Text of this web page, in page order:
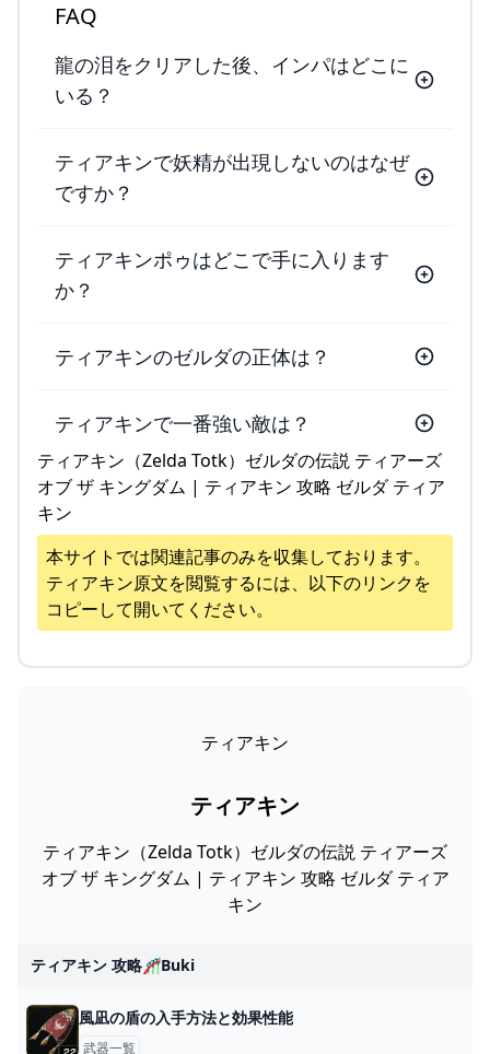
FAQ
龍の泪をクリアした後、インパはどこに
いる？
ティアキンで妖精が出現しないのはなぜ
ですか？
ティアキンポゥはどこで手に入ります
か？
ティアキンのゼルダの正体は？
ティアキンで一番強い敵は？
ティアキン（Zelda Totk）ゼルダの伝説 ティアーズ
オブ ザ キングダム | ティアキン 攻略 ゼルダ ティア
キン
本サイトでは関連記事のみを収集しております。
ティアキン原文を閲覧するには、以下のリンクを
コピーして開いてください。
ティアキン
ティアキン
ティアキン（Zelda Totk）ゼルダの伝説 ティアーズ
オブ ザ キングダム | ティアキン 攻略 ゼルダ ティア
キン
ティアキン 攻略🎢buki
風凪の盾の入手方法と効果性能
武器一覧